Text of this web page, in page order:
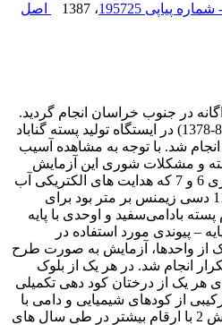
، 1387
اصل
در جنوب خراسان انجام گردید.
آزمایش 1 به مدت پنج سال (82-1378) در ایستگاه تولید پسته گناباد
شد. با توجه به مشاهده آسیب
و مشکلات شوری این آزمایش
طراحی شد. دو واحد پسته کاری 6 و 7 که هدایت های الکتریکی آب
آبیاری آن ها به ترتیب 45/7 و 11 دسی زیمنس بر متر بود برای
ارقام پسته بادامی‌سفید و اوحدی با پایه
– پیوندی مورد استفاده در
از واحدها، آزمایش به صورت طرح
های کامل تصادفی با 4 تکرار انجام شد. در هر یک از بلوک
واحد در سال 1380 برای هر یک از درختان کود دهی تکمیلی
از کودهای شیمیایی و دامی با
مقادیر معین بوده است. آزمایش 2 با ارقام بیشتر در طی سال های